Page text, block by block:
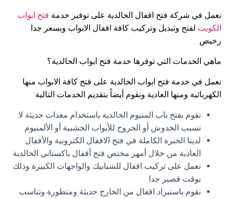
نعمل في شركة فتح اقفال الخالدية على توفير خدمة فتح ابواب
الكويت لفتح وتبديل وتركيب كافة اقفال الابواب وبسعر جدا
رخيص
ماهي الخدمات التي توفرها خدمة فتح ابواب الخالدية؟
نعمل في خدمة فتح ابواب الخالدية على فتح كافة الابواب منها
الكهربائية ومنها العادية ونقوم أيضاً بتقديم الخدمات التالية:
نقوم بفتح باب المنيوم الخالدية باستخدام معدات حديثة لا
تسبب الخدوش أو الجروح للأبواب الخشبية أو الألمنيوم
لدينا الخبرة الكاملة في فتح الاقفال الكترونية والأقفال
العادية من خلال أمهر مختص فتح أقفال باكستاني الخالدية
نعمل على تركيب اقفال للشبابيك والواجهات الكبيرة وذلك
بوقت قصير جدا
نقوم باستيراد اقفال من الخارج حديثة ومتطورة وتناسب